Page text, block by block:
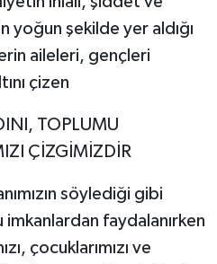
yoğun şekilde yer aldığı
aileleri, gençleri
çizen
TOPLUMU
ÇİZGİMİZDİR
söylediği gibi
faydalanırken
çocuklarımızı ve